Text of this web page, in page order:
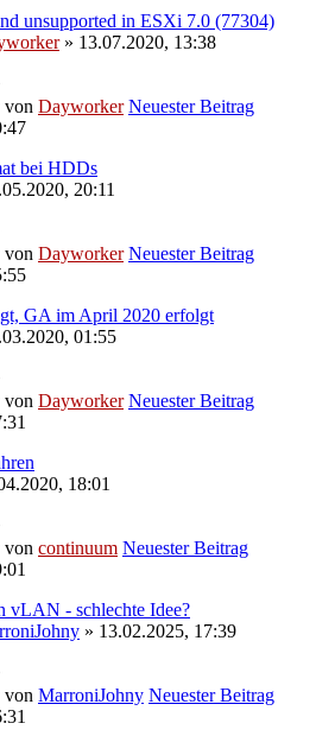
unsupported in ESXi 7.0 (77304)
» 13.07.2020, 13:38
von Dayworker Neuester Beitrag
bei HDDs
20:11
von Dayworker Neuester Beitrag
GA im April 2020 erfolgt
01:55
von Dayworker Neuester Beitrag
18:01
von continuum Neuester Beitrag
vLAN - schlechte Idee?
» 13.02.2025, 17:39
von MarroniJohny Neuester Beitrag